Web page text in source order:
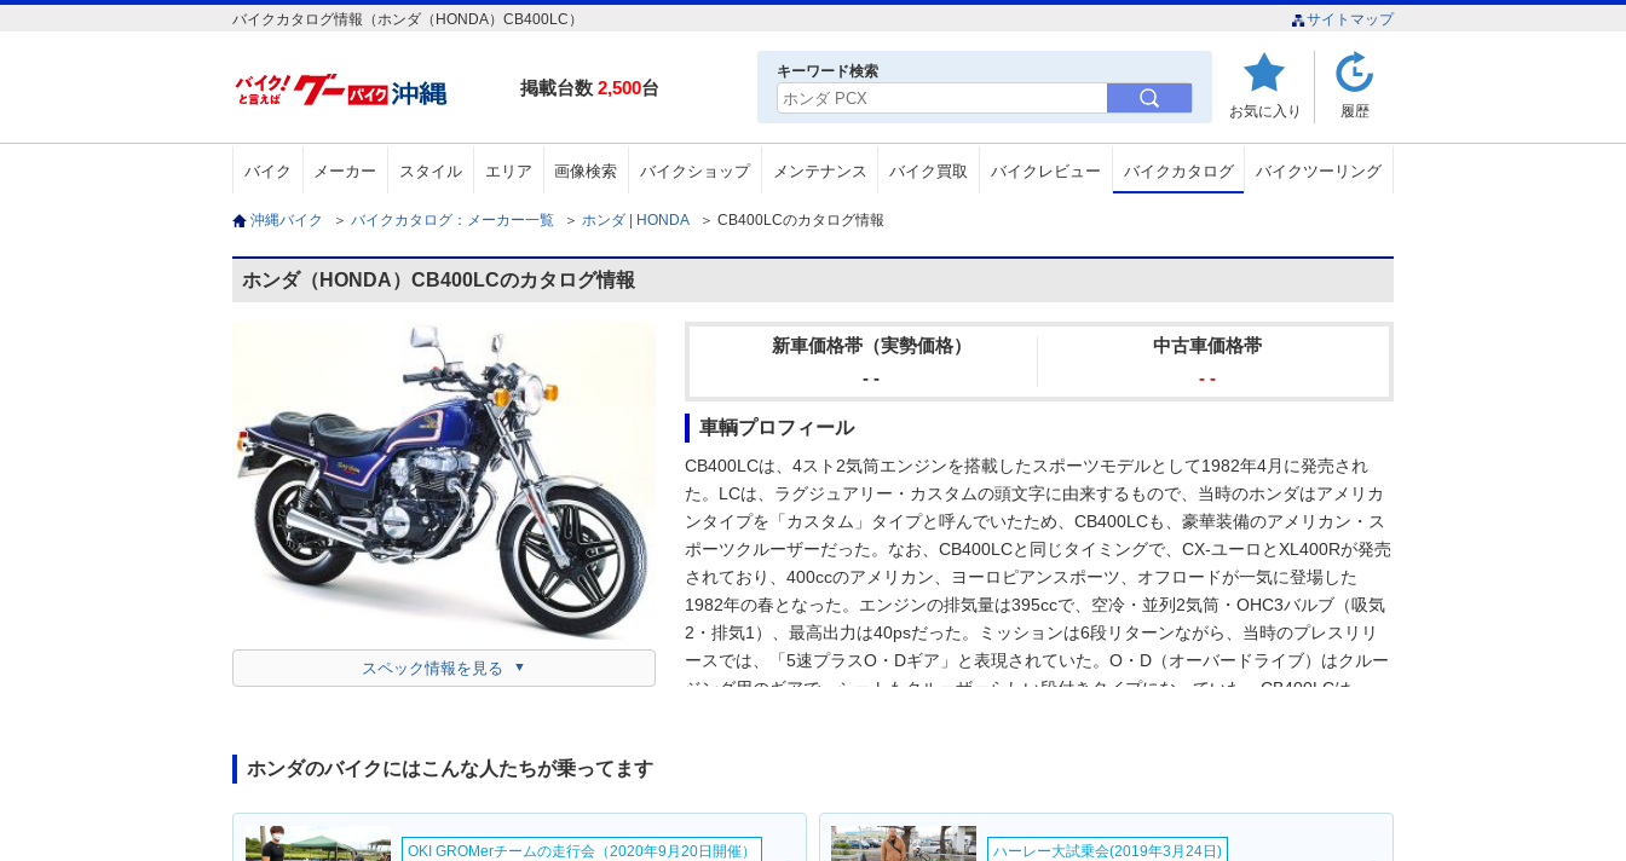
バイクカタログ情報（ホンダ（HONDA）CB400LC） サイトマップ
掲載台数 2,500台
キーワード検索
お気に入り 履歴
バイク メーカー スタイル エリア 画像検索 バイクショップ メンテナンス バイク買取 バイクレビュー バイクカタログ バイクツーリング
沖縄バイク ＞ バイクカタログ：メーカー一覧 ＞ ホンダ | HONDA ＞ CB400LCのカタログ情報
ホンダ（HONDA）CB400LCのカタログ情報
スペック情報を見る
新車価格帯（実勢価格）
- -
中古車価格帯
- -
車輌プロフィール
CB400LCは、4スト2気筒エンジンを搭載したスポーツモデルとして1982年4月に発売され
た。LCは、ラグジュアリー・カスタムの頭文字に由来するもので、当時のホンダはアメリカ
ンタイプを「カスタム」タイプと呼んでいたため、CB400LCも、豪華装備のアメリカン・ス
ポーツクルーザーだった。なお、CB400LCと同じタイミングで、CX-ユーロとXL400Rが発売
されており、400ccのアメリカン、ヨーロピアンスポーツ、オフロードが一気に登場した
1982年の春となった。エンジンの排気量は395ccで、空冷・並列2気筒・OHC3バルブ（吸気
2・排気1）、最高出力は40psだった。ミッションは6段リターンながら、当時のプレスリリ
ースでは、「5速プラスO・Dギア」と表現されていた。O・D（オーバードライブ）はクルー
ジング用のギアで、シートもクルーザーらしい段付きタイプになっていた。CB400LCは、
ホンダのバイクにはこんな人たちが乗ってます
OKI GROMerチームの走行会（2020年9月20日開催） ハーレー大試乗会(2019年3月24日)